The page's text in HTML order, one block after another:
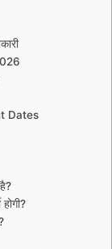
Dates